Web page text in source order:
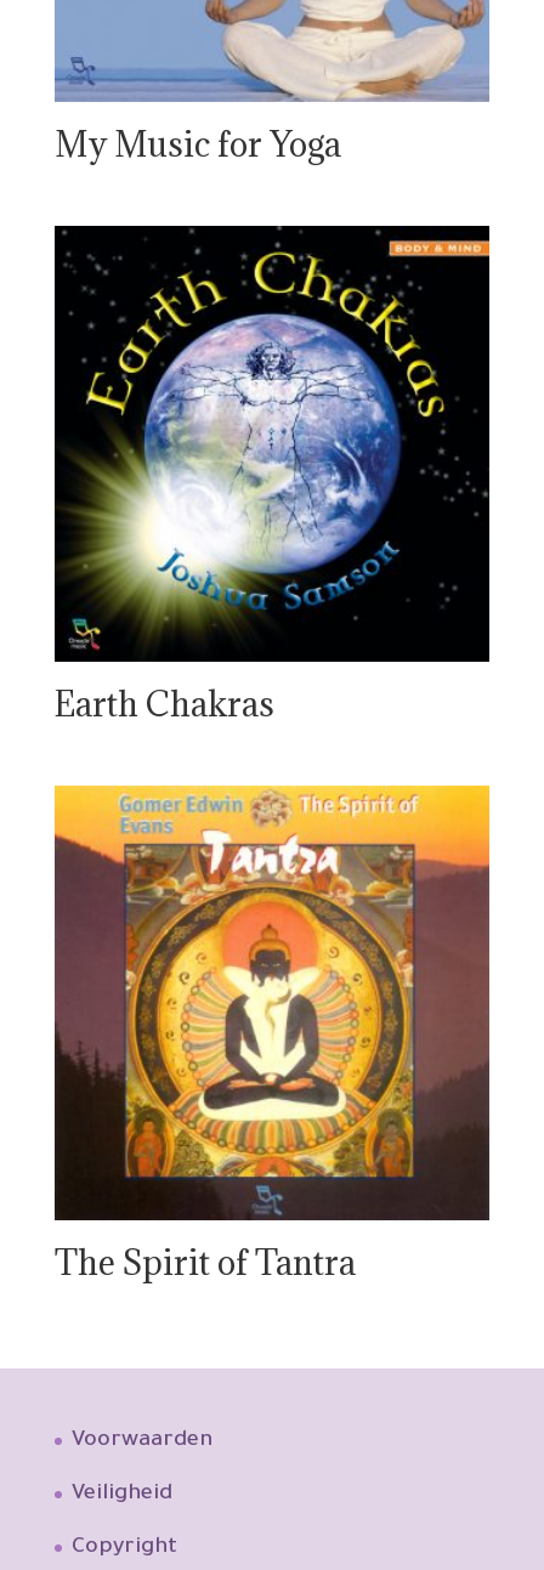
My Music for Yoga
Earth Chakras
The Spirit of Tantra
Voorwaarden
Veiligheid
Copyright